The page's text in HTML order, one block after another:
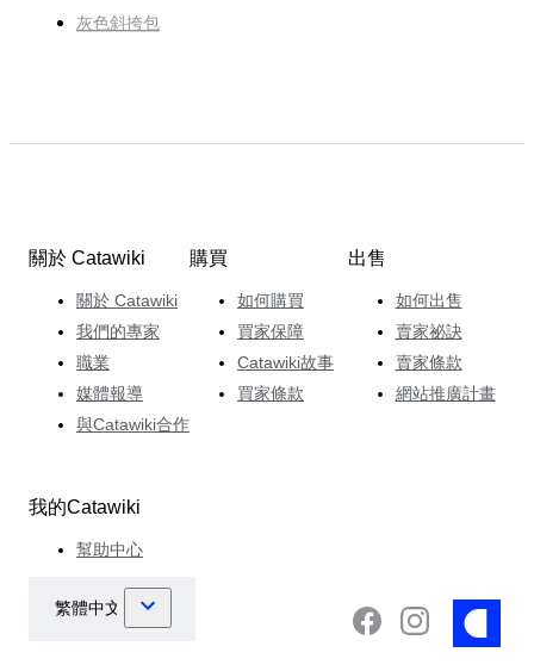
灰色斜挎包
關於 Catawiki
關於 Catawiki
我們的專家
職業
媒體報導
與Catawiki合作
購買
如何購買
買家保障
Catawiki故事
買家條款
出售
如何出售
賣家祕訣
賣家條款
網站推廣計畫
我的Catawiki
幫助中心